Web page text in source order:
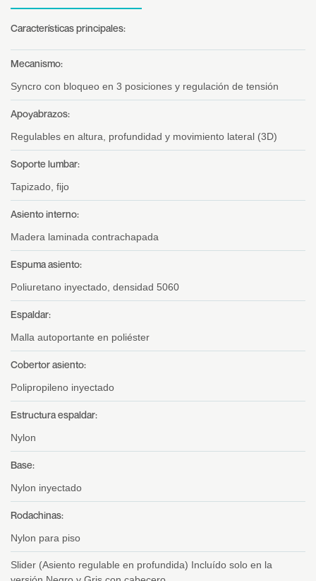
Características principales:
Mecanismo:
Syncro con bloqueo en 3 posiciones y regulación de tensión
Apoyabrazos:
Regulables en altura, profundidad y movimiento lateral (3D)
Soporte lumbar:
Tapizado, fijo
Asiento interno:
Madera laminada contrachapada
Espuma asiento:
Poliuretano inyectado, densidad 5060
Espaldar:
Malla autoportante en poliéster
Cobertor asiento:
Polipropileno inyectado
Estructura espaldar:
Nylon
Base:
Nylon inyectado
Rodachinas:
Nylon para piso
Slider (Asiento regulable en profundida) Incluído solo en la